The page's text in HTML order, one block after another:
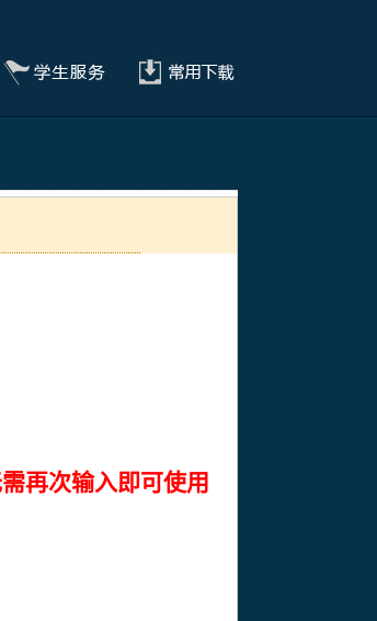
再次输入即可使用